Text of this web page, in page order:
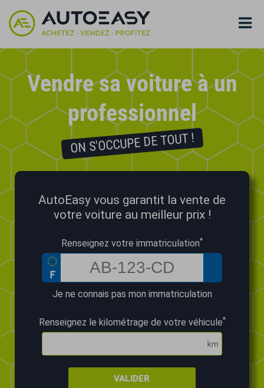
Vendre sa voiture à un
professionnel
ON S'OCCUPE DE TOUT !
AutoEasy vous garantit la vente de
votre voiture au meilleur prix !
Renseignez votre immatriculation*
Je ne connais pas mon immatriculation
Renseignez le kilométrage de votre véhicule*
VALIDER